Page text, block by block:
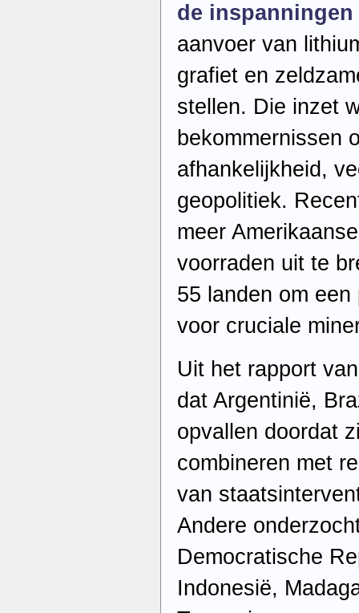
de
aanvoer van
grafiet en
stellen. Die inzet
bekommernissen
afhankelijkheid,
geopolitiek.
meer
voorraden uit te
55 landen om
voor cruciale
Uit het rapport
dat Argentinië,
opvallen doordat
combineren met
van
Andere
Democratische
Indonesië,